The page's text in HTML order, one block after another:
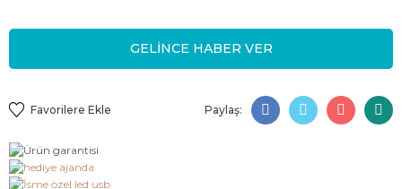
GELİNCE HABER VER
Paylaş: